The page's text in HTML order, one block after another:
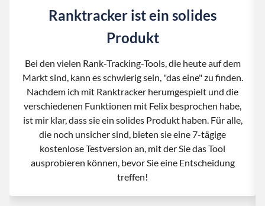
Ranktracker ist ein solides
Produkt
Bei den vielen Rank-Tracking-Tools, die heute auf dem
Markt sind, kann es schwierig sein, "das eine" zu finden.
Nachdem ich mit Ranktracker herumgespielt und die
verschiedenen Funktionen mit Felix besprochen habe,
ist mir klar, dass sie ein solides Produkt haben. Für alle,
die noch unsicher sind, bieten sie eine 7-tägige
kostenlose Testversion an, mit der Sie das Tool
ausprobieren können, bevor Sie eine Entscheidung
treffen!